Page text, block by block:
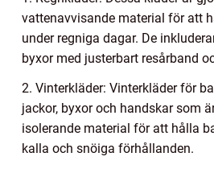
vattenavvisande material för att
under regniga dagar. De
byxor med justerbart resårband
2. Vinterkläder: Vinterkläder för
jackor, byxor och handskar som
isolerande material för att hålla
kalla och snöiga förhållanden.